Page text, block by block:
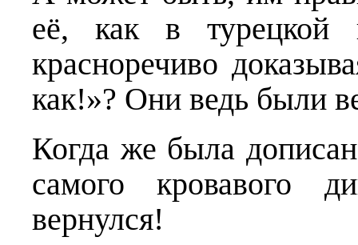
её, как в
красноречиво
как!»? Они ведь были
Когда же была
самого кровавого
вернулся!